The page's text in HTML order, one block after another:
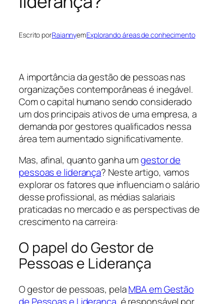
Escrito porRaiannyemExplorando áreas de conhecimento
A importância da gestão de pessoas nas
organizações contemporâneas é inegável.
Com o capital humano sendo considerado
um dos principais ativos de uma empresa, a
demanda por gestores qualificados nessa
área tem aumentado significativamente.
Mas, afinal, quanto ganha umgestor de
pessoas e liderança? Neste artigo, vamos
explorar os fatores que influenciam o salário
desse profissional, as médias salariais
praticadas no mercado e as perspectivas de
crescimento na carreira:
O papel do Gestor de
Pessoas e Liderança
O gestor de pessoas, pelaMBA em Gestão
de Pessoas e Liderança, é responsável por